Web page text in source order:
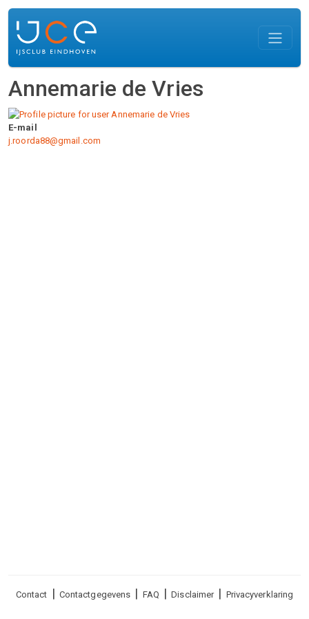
Overslaan en naar de inhoud gaan
Annemarie de Vries
E-mail
j.roorda88@gmail.com
Voet
Contact Contactgegevens FAQ Disclaimer Privacyverklaring